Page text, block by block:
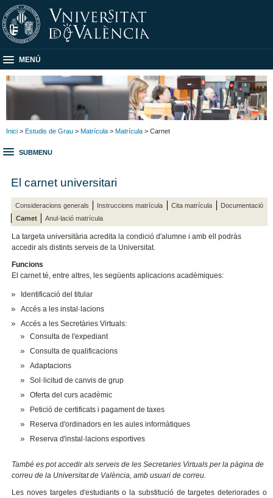
MENÚ
Inici > Estudis de Grau > Matrícula > Matrícula > Carnet
SUBMENU
El carnet universitari
Consideracions generals Instruccions matrícula Cita matrícula
Documentació
Carnet
Anul·lació matrícula
La targeta universitària acredita la condició d'alumne i amb ell podràs
accedir als distints serveis de la Universitat.
Funcions
El carnet té, entre altres, les següents aplicacions acadèmiques:
Identificació del titular
Accés a les instal·lacions
Accés a les Secretàries Virtuals:
Consulta de l'expediant
Consulta de qualificacions
Adaptacions
Sol·licitud de canvis de grup
Oferta del curs acadèmic
Petició de certificats i pagament de taxes
Reserva d'ordinadors en les aules informàtiques
Reserva d'instal·lacions esportives
També es pot accedir als serveis de les Secretaries Virtuals per la pàgina de
correu de la Universitat de València, amb usuari de correu.
Les noves targetes d'estudiants o la substitució de targetes deteriorades o